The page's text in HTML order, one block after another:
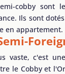
cobby sont
Ils sont
en appartement.
vaste, c'est
le Cobby et